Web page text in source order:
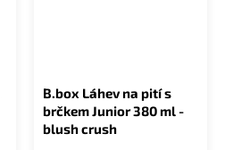
B.box Láhev na pití s
brčkem Junior 380 ml -
blush crush